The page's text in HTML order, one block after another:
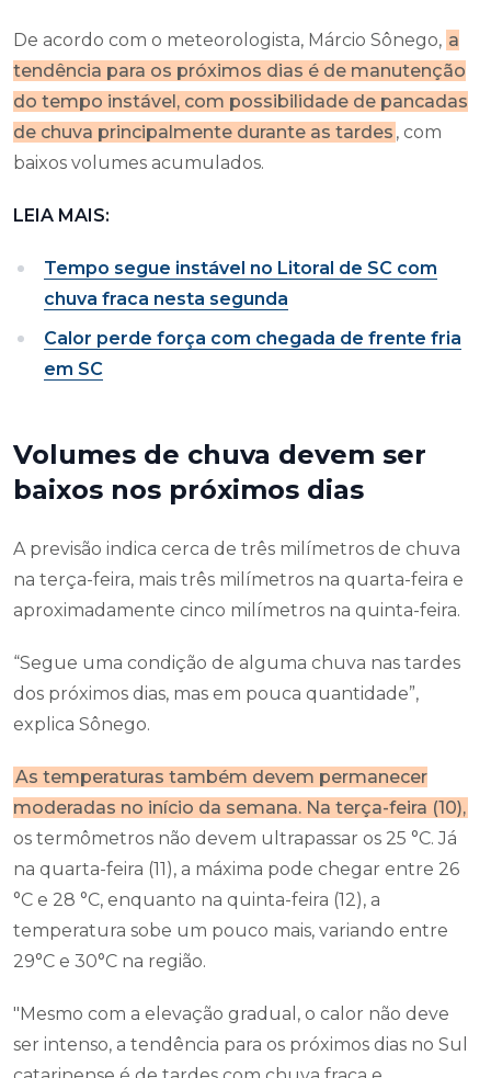
De acordo com o meteorologista, Márcio Sônego, a
tendência para os próximos dias é de manutenção
do tempo instável, com possibilidade de pancadas
de chuva principalmente durante as tardes , com
baixos volumes acumulados.
LEIA MAIS:
Tempo segue instável no Litoral de SC com
chuva fraca nesta segunda
Calor perde força com chegada de frente fria
em SC
Volumes de chuva devem ser
baixos nos próximos dias
A previsão indica cerca de três milímetros de chuva
na terça-feira, mais três milímetros na quarta-feira e
aproximadamente cinco milímetros na quinta-feira.
“Segue uma condição de alguma chuva nas tardes
dos próximos dias, mas em pouca quantidade”,
explica Sônego.
As temperaturas também devem permanecer
moderadas no início da semana. Na terça-feira (10),
os termômetros não devem ultrapassar os 25 °C. Já
na quarta-feira (11), a máxima pode chegar entre 26
°C e 28 °C, enquanto na quinta-feira (12), a
temperatura sobe um pouco mais, variando entre
29°C e 30°C na região.
"Mesmo com a elevação gradual, o calor não deve
ser intenso, a tendência para os próximos dias no Sul